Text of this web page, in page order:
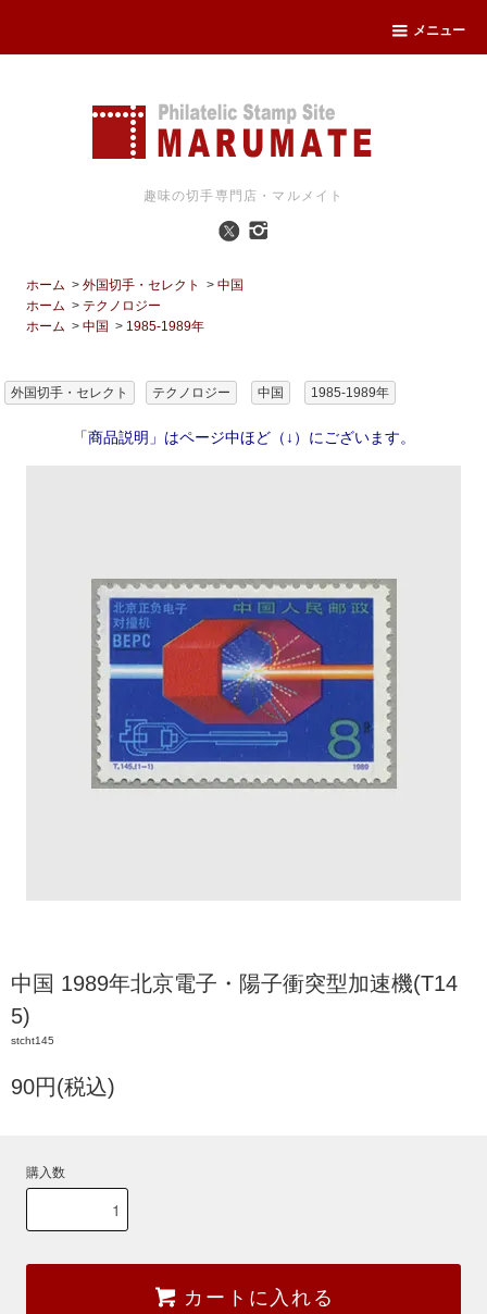
メニュー
趣味の切手専門店・マルメイト
ホーム >外国切手・セレクト >中国
ホーム >テクノロジー
ホーム >中国 > 1985-1989年
外国切手・セレクト テクノロジー 中国 1985-1989年
「商品説明」はページ中ほど（↓）にございます。
中国 1989年北京電子・陽子衝突型加速機(T14
5)
stcht145
90円(税込)
購入数
カートに入れる